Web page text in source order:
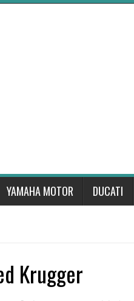
YAMAHA MOTOR DUCATI
Krugger